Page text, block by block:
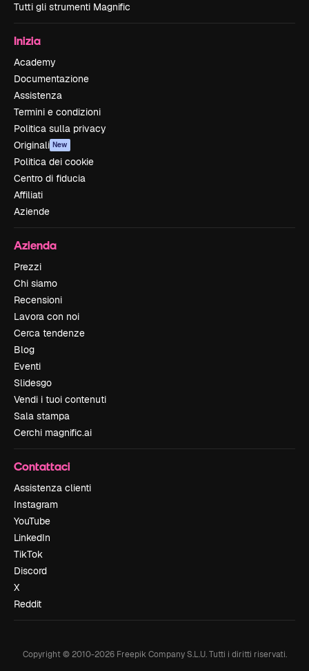
Tutti gli strumenti Magnific
Inizia
Academy
Documentazione
Assistenza
Termini e condizioni
Politica sulla privacy
Originali New
Politica dei cookie
Centro di fiducia
Affiliati
Aziende
Azienda
Prezzi
Chi siamo
Recensioni
Lavora con noi
Cerca tendenze
Blog
Eventi
Slidesgo
Vendi i tuoi contenuti
Sala stampa
Cerchi magnific.ai
Contattaci
Assistenza clienti
Instagram
YouTube
LinkedIn
TikTok
Discord
X
Reddit
Copyright © 2010-2026Freepik Company S.L.U. Tutti i diritti riservati.